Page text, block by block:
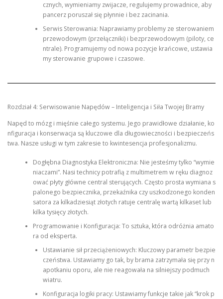
cznych, wymieniamy zwijacze, regulujemy prowadnice, aby
pancerz poruszał się płynnie i bez zacinania.
Serwis Sterowania: Naprawiamy problemy ze sterowaniem
przewodowym (przełączniki) i bezprzewodowym (piloty, ce
ntrale). Programujemy od nowa pozycje krańcowe, ustawia
my sterowanie grupowe i czasowe.
Rozdział 4: Serwisowanie Napędów – Inteligencja i Siła Twojej Bramy
Napęd to mózg i mięśnie całego systemu. Jego prawidłowe działanie, ko
nfiguracja i konserwacja są kluczowe dla długowieczności i bezpieczeńs
twa. Nasze usługi w tym zakresie to kwintesencja profesjonalizmu.
Dogłębna Diagnostyka Elektroniczna: Nie jesteśmy tylko “wymie
niaczami”. Nasi technicy potrafią z multimetrem w ręku diagnoz
ować płyty główne central sterujących. Często prosta wymiana s
palonego bezpiecznika, przekaźnika czy uszkodzonego konden
satora za kilkadziesiąt złotych ratuje centralę wartą kilkaset lub
kilka tysięcy złotych.
Programowanie i Konfiguracja: To sztuka, która odróżnia amato
ra od eksperta.
Ustawianie sił przeciążeniowych: Kluczowy parametr bezpie
czeństwa. Ustawiamy go tak, by brama zatrzymała się przy n
apotkaniu oporu, ale nie reagowała na silniejszy podmuch
wiatru.
Konfiguracja logiki pracy: Ustawiamy funkcje takie jak “krok p